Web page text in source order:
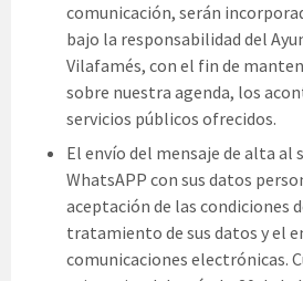
comunicación, serán
bajo la responsabilidad del
Vilafamés, con el fin de
sobre nuestra agenda, los
servicios públicos ofrecidos.
El envío del mensaje de alta al
WhatsAPP con sus datos
aceptación de las condiciones
tratamiento de sus datos y el
comunicaciones electrónicas.